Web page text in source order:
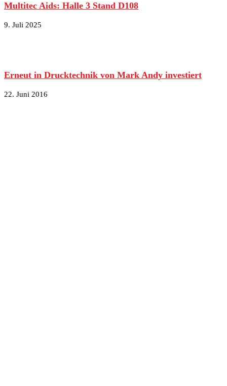
Multitec Aids: Halle 3 Stand D108
9. Juli 2025
Erneut in Drucktechnik von Mark Andy investiert
22. Juni 2016